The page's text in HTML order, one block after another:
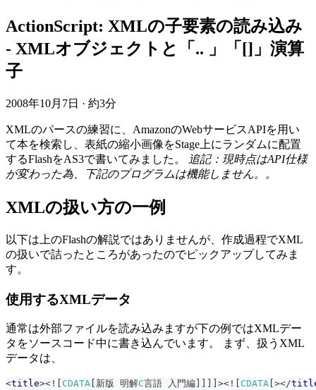
ActionScript: XMLの子要素の読み込み
- XMLオブジェクトと「.. 」「[]」演算
子
2008年10月7日 · 約3分
XMLのパースの練習に、AmazonのWebサービスAPIを用い
て本を検索し、表紙の縮小画像をStage上にランダムに配置
するFlashをAS3で書いてみました。
追記：現時点はAPI仕様
が変わった為、下記のプログラムは機能しません。。
XMLの扱い方の一例
以下は上のFlashの解説ではありませんが、作成過程でXML
の扱いで詰ったところがあったのでピックアップしてみま
す。
使用するXMLデータ
通常は外部ファイルを読み込みますが下の例ではXMLデー
タをソースコード中に書き込んでいます。 まず、扱うXML
データは、
<title>< ! CDATA 新版 明解C言語 入門編 >< ! CDATA ></